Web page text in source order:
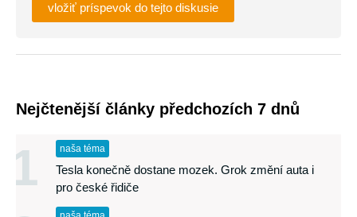
vložiť príspevok do tejto diskusie
Nejčtenější články předchozích 7 dnů
1 naša téma
Tesla konečně dostane mozek. Grok změní auta i
pro české řidiče